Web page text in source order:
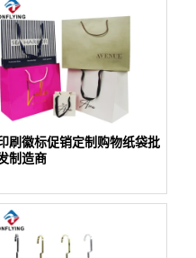
刷徽标促销定制购物纸袋批
制造商